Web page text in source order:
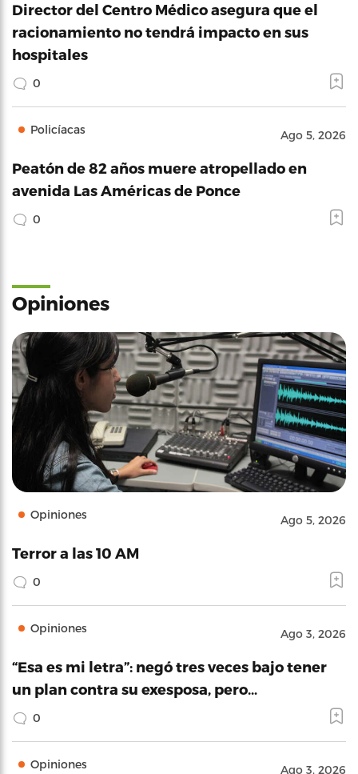
Director del Centro Médico asegura que el
racionamiento no tendrá impacto en sus
hospitales
0
Policíacas Ago 5, 2026
Peatón de 82 años muere atropellado en
avenida Las Américas de Ponce
0
Opiniones
Opiniones Ago 5, 2026
Terror a las 10 AM
0
Opiniones Ago 3, 2026
“Esa es mi letra”: negó tres veces bajo tener
un plan contra su exesposa, pero…
0
Opiniones Ago 3, 2026